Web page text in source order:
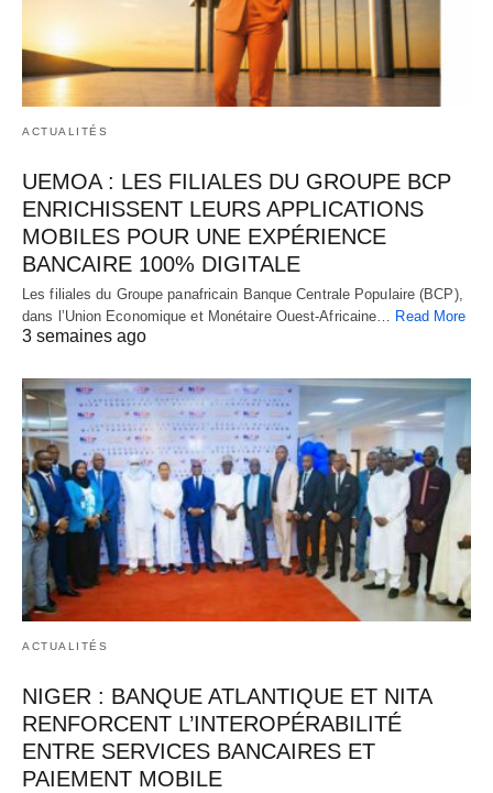
ACTUALITÉS
UEMOA : LES FILIALES DU GROUPE BCP
ENRICHISSENT LEURS APPLICATIONS
MOBILES POUR UNE EXPÉRIENCE
BANCAIRE 100% DIGITALE
Les filiales du Groupe panafricain Banque Centrale Populaire (BCP),
dans l’Union Economique et Monétaire Ouest-Africaine… Read More
3 semaines ago
ACTUALITÉS
NIGER : BANQUE ATLANTIQUE ET NITA
RENFORCENT L’INTEROPÉRABILITÉ
ENTRE SERVICES BANCAIRES ET
PAIEMENT MOBILE